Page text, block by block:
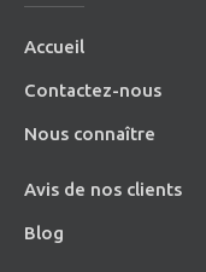
Accueil
Contactez-nous
Nous connaître
Avis de nos clients
Blog